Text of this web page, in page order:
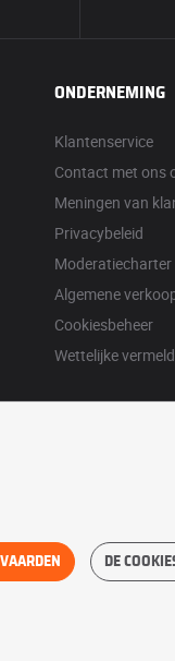
ONDERNEMING
Klantenservice
Contact met ons
Meningen van
Privacybeleid
Moderatiecharter
Algemene
Cookiesbeheer
Wettelijke
DE